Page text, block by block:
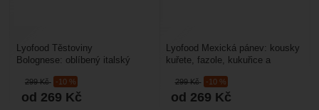
299Kč -10 %
od 269 Kč
Lyofood Těstoviny
Bolognese: oblíbený italský
rajčatové omáčce s penne.
Využijete...
299Kč -10 %
od 269 Kč
Lyofood Mexická pánev: kousky
kuřete, fazole, kukuřice a
Využijete ho...